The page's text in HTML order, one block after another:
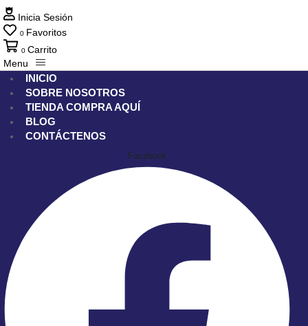
Inicia Sesión
0 Favoritos
0 Carrito
Menu
INICIO
SOBRE NOSOTROS
TIENDA COMPRA AQUÍ
BLOG
CONTÁCTENOS
Facebook